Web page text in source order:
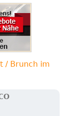
/ Brunch im